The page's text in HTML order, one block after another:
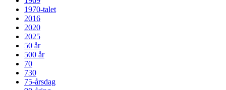
1970-talet
2016
2020
2025
50 år
500 år
70
730
75-årsdag